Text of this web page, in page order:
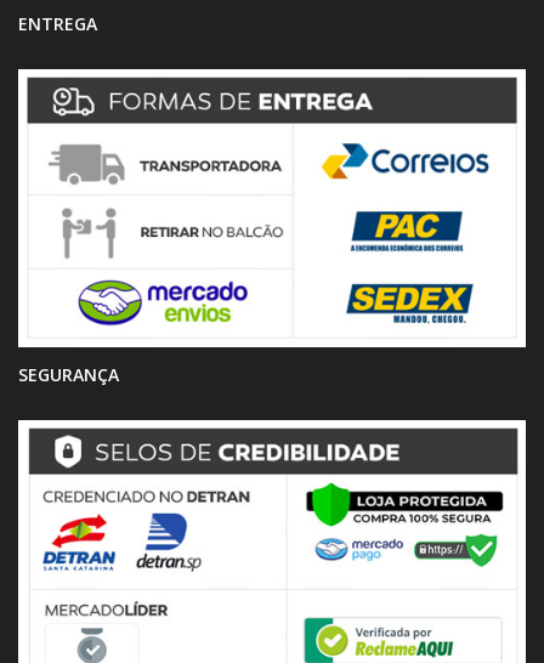
ENTREGA
SEGURANÇA